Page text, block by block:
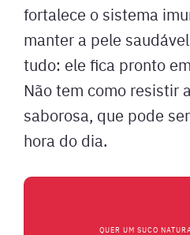
fortalece o sistema
manter a pele
tudo: ele fica pronto
Não tem como resistir
saborosa, que pode
hora do dia.
QUER UM SUCO